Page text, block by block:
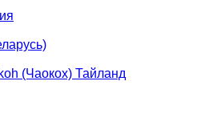
(Чаокох) Тайланд